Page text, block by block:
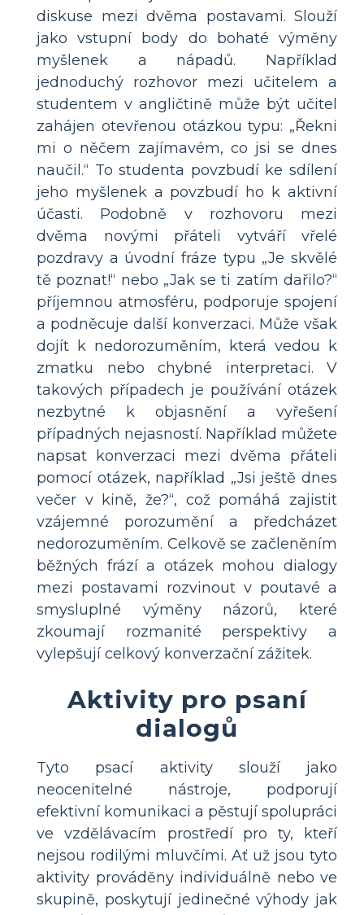
diskuse mezi dvěma postavami. Slouží
jako vstupní body do bohaté výměny
myšlenek a nápadů. Například
jednoduchý rozhovor mezi učitelem a
studentem v angličtině může být učitel
zahájen otevřenou otázkou typu: „Řekni
mi o něčem zajímavém, co jsi se dnes
naučil.“ To studenta povzbudí ke sdílení
jeho myšlenek a povzbudí ho k aktivní
účasti. Podobně v rozhovoru mezi
dvěma novými přáteli vytváří vřelé
pozdravy a úvodní fráze typu „Je skvělé
tě poznat!“ nebo „Jak se ti zatím dařilo?“
příjemnou atmosféru, podporuje spojení
a podněcuje další konverzaci. Může však
dojít k nedorozuměním, která vedou k
zmatku nebo chybné interpretaci. V
takových případech je používání otázek
nezbytné k objasnění a vyřešení
případných nejasností. Například můžete
napsat konverzaci mezi dvěma přáteli
pomocí otázek, například „Jsi ještě dnes
večer v kině, že?“, což pomáhá zajistit
vzájemné porozumění a předcházet
nedorozuměním. Celkově se začleněním
běžných frází a otázek mohou dialogy
mezi postavami rozvinout v poutavé a
smysluplné výměny názorů, které
zkoumají rozmanité perspektivy a
vylepšují celkový konverzační zážitek.
Aktivity pro psaní
dialogů
Tyto psací aktivity slouží jako
neocenitelné nástroje, podporují
efektivní komunikaci a pěstují spolupráci
ve vzdělávacím prostředí pro ty, kteří
nejsou rodilými mluvčími. Ať už jsou tyto
aktivity prováděny individuálně nebo ve
skupině, poskytují jedinečné výhody jak